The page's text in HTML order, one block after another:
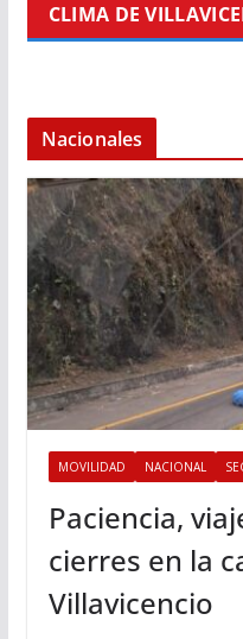
CLIMA DE
Nacionales
MOVILIDAD NACIONAL
Paciencia,
cierres en la
Villavicencio